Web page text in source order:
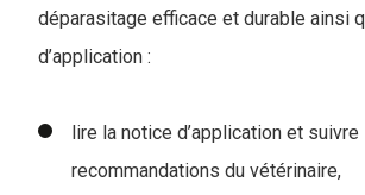
déparasitage efficace et durable ainsi
d’application :
lire la notice d’application et suivre
recommandations du vétérinaire,